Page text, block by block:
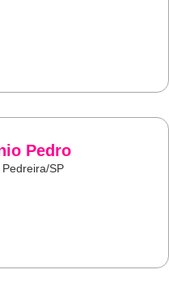
Pedro
SP